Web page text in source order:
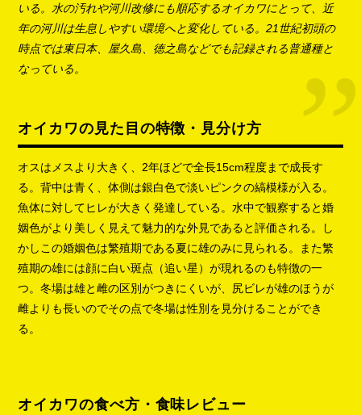
いる。水の汚れや河川改修にも順応するオイカワにとって、近
年の河川は生息しやすい環境へと変化している。21世紀初頭の
時点では東日本、屋久島、徳之島などでも記録される普通種と
なっている。
オイカワの見た目の特徴・見分け方
オスはメスより大きく、2年ほどで全長15cm程度まで成長す
る。背中は青く、体側は銀白色で淡いピンクの縞模様が入る。
魚体に対してヒレが大きく発達している。水中で観察すると婚
姻色がより美しく見えて魅力的な外見であると評価される。し
かしこの婚姻色は繁殖期である夏に雄のみに見られる。また繁
殖期の雄には顔に白い斑点（追い星）が現れるのも特徴の一
つ。冬場は雄と雌の区別がつきにくいが、尻ビレが雄のほうが
雌よりも長いのでその点で冬場は性別を見分けることができ
る。
オイカワの食べ方・食味レビュー